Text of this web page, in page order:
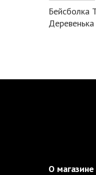
Бейсболка
Деревенька
О магазине